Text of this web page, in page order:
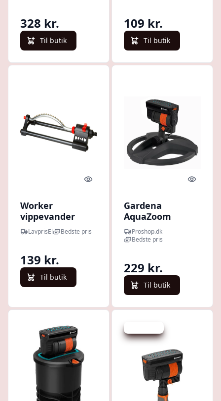
328 kr.
Til butik
109 kr.
Til butik
Quick look
Worker
vippevander
LavprisEl Bedste pris
139 kr.
Til butik
Quick
Gardena
AquaZoom
Compact
Proshop.dk
Bedste pris
229 kr.
Til butik